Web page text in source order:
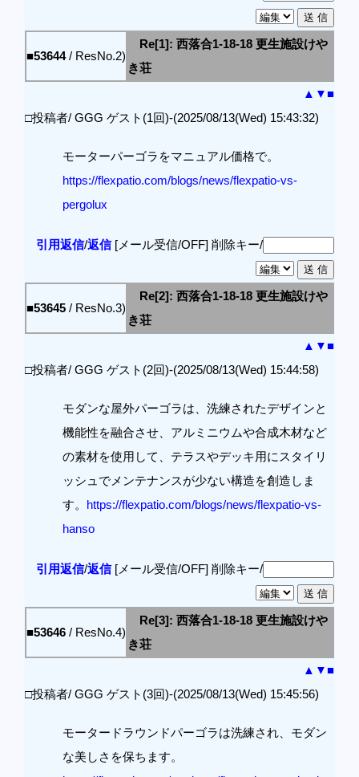
■53644/ ResNo.2)
Re[1]: 西落合1-18-18 更生施設けや
き荘
▲ ▼■
□投稿者/ GGG ゲスト(1回)-(2025/08/13(Wed) 15:43:32)
モーターパーゴラをマニュアル価格で。
https://flexpatio.com/blogs/news/flexpatio-vs-
pergolux
引用返信/返信[メール受信/OFF] 削除キー/
■53645 / ResNo.3)
Re[2]: 西落合1-18-18 更生施設けや
き荘
▲ ▼■
□投稿者/ GGG ゲスト(2回)-(2025/08/13(Wed) 15:44:58)
モダンな屋外パーゴラは、洗練されたデザインと
機能性を融合させ、アルミニウムや合成木材など
の素材を使用して、テラスやデッキ用にスタイリ
ッシュでメンテナンスが少ない構造を創造しま
す。 https://flexpatio.com/blogs/news/flexpatio-vs-
hanso
引用返信/返信[メール受信/OFF] 削除キー/
■53646 / ResNo.4)
Re[3]: 西落合1-18-18 更生施設けや
き荘
▲ ▼■
□投稿者/ GGG ゲスト(3回)-(2025/08/13(Wed) 15:45:56)
モータードラウンドパーゴラは洗練され、モダン
な美しさを保ちます。